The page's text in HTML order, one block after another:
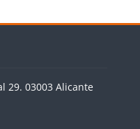
29. 03003 Alicante